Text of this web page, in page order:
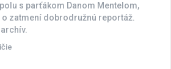
s parťákom Danom Mentelom,
zatmení dobrodružnú reportáž.